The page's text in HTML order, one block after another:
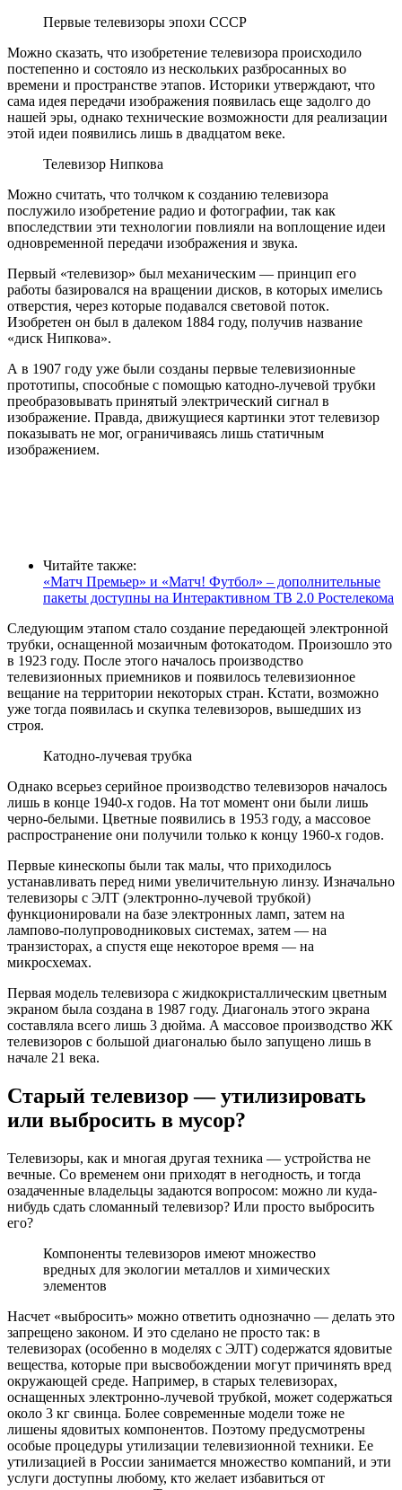
Первые телевизоры эпохи СССР
Можно сказать, что изобретение телевизора происходило
постепенно и состояло из нескольких разбросанных во
времени и пространстве этапов. Историки утверждают, что
сама идея передачи изображения появилась еще задолго до
нашей эры, однако технические возможности для реализации
этой идеи появились лишь в двадцатом веке.
Телевизор Нипкова
Можно считать, что толчком к созданию телевизора
послужило изобретение радио и фотографии, так как
впоследствии эти технологии повлияли на воплощение идеи
одновременной передачи изображения и звука.
Первый «телевизор» был механическим — принцип его
работы базировался на вращении дисков, в которых имелись
отверстия, через которые подавался световой поток.
Изобретен он был в далеком 1884 году, получив название
«диск Нипкова».
А в 1907 году уже были созданы первые телевизионные
прототипы, способные с помощью катодно-лучевой трубки
преобразовывать принятый электрический сигнал в
изображение. Правда, движущиеся картинки этот телевизор
показывать не мог, ограничиваясь лишь статичным
изображением.
Читайте также:
«Матч Премьер» и «Матч! Футбол» – дополнительные
пакеты доступны на Интерактивном ТВ 2.0 Ростелекома
Следующим этапом стало создание передающей электронной
трубки, оснащенной мозаичным фотокатодом. Произошло это
в 1923 году. После этого началось производство
телевизионных приемников и появилось телевизионное
вещание на территории некоторых стран. Кстати, возможно
уже тогда появилась и скупка телевизоров, вышедших из
строя.
Катодно-лучевая трубка
Однако всерьез серийное производство телевизоров началось
лишь в конце 1940-х годов. На тот момент они были лишь
черно-белыми. Цветные появились в 1953 году, а массовое
распространение они получили только к концу 1960-х годов.
Первые кинескопы были так малы, что приходилось
устанавливать перед ними увеличительную линзу. Изначально
телевизоры с ЭЛТ (электронно-лучевой трубкой)
функционировали на базе электронных ламп, затем на
лампово-полупроводниковых системах, затем — на
транзисторах, а спустя еще некоторое время — на
микросхемах.
Первая модель телевизора с жидкокристаллическим цветным
экраном была создана в 1987 году. Диагональ этого экрана
составляла всего лишь 3 дюйма. А массовое производство ЖК
телевизоров с большой диагональю было запущено лишь в
начале 21 века.
Старый телевизор — утилизировать
или выбросить в мусор?
Телевизоры, как и многая другая техника — устройства не
вечные. Со временем они приходят в негодность, и тогда
озадаченные владельцы задаются вопросом: можно ли куда-
нибудь сдать сломанный телевизор? Или просто выбросить
его?
Компоненты телевизоров имеют множество
вредных для экологии металлов и химических
элементов
Насчет «выбросить» можно ответить однозначно — делать это
запрещено законом. И это сделано не просто так: в
телевизорах (особенно в моделях с ЭЛТ) содержатся ядовитые
вещества, которые при высвобождении могут причинять вред
окружающей среде. Например, в старых телевизорах,
оснащенных электронно-лучевой трубкой, может содержаться
около 3 кг свинца. Более современные модели тоже не
лишены ядовитых компонентов. Поэтому предусмотрены
особые процедуры утилизации телевизионной техники. Ее
утилизацией в России занимается множество компаний, и эти
услуги доступны любому, кто желает избавиться от